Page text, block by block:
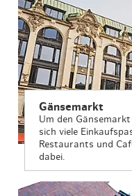
Gänsemarkt
Um den
sich viele
Restaurants und
dabei.